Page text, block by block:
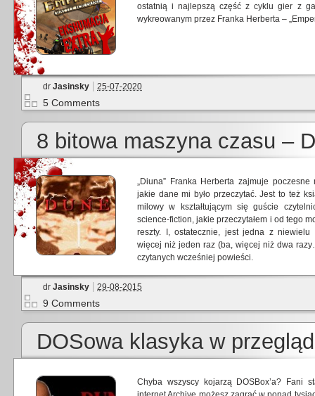
ostatnią i najlepszą część z cyklu gier z
wykreowanym przez Franka Herberta –
dr Jasinsky 25-07-2020
5 Comments
8 bitowa maszyna czasu –
„Diuna” Franka Herberta zajmuje
jakie dane mi było przeczytać. Jest to też
milowy w kształtującym się guście
science-fiction, jakie przeczytałem i od tego
reszty. I, ostatecznie, jest jedna z niewielu
więcej niż jeden raz (ba, więcej niż dwa
czytanych wcześniej powieści.
dr Jasinsky 29-08-2015
9 Comments
DOSowa klasyka w
Chyba wszyscy kojarzą DOSBox’a? Fani